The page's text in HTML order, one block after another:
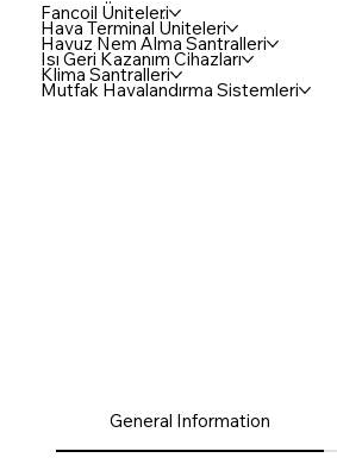
Fancoil Üniteleri
Hava Terminal Üniteleri
Havuz Nem Alma Santralleri
Isı Geri Kazanım Cihazları
Klima Santralleri
Mutfak Havalandırma Sistemleri
General Information